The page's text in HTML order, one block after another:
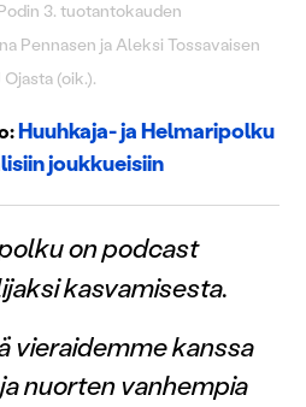
3. tuotantokauden
Pennasen ja Aleksi Tossavaisen
(oik.).
Huuhkaja- ja Helmaripolku
joukkueisiin
on podcast
kasvamisesta.
vieraidemme kanssa
nuorten vanhempia